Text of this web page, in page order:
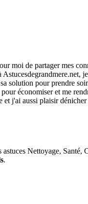
moi de partager mes
solution pour prendre
économiser et me
j'ai aussi plaisir
astuces Nettoyage,
.